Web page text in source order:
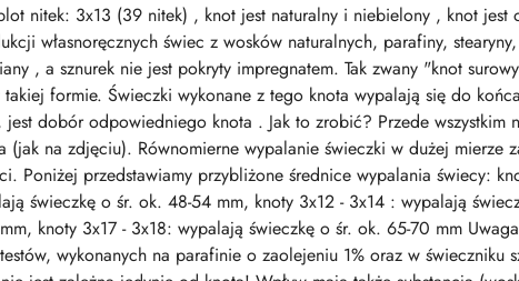
nitek: 3x13 (39 nitek) , knot jest naturalny i niebielony , knot jest
własnoręcznych świec z wosków naturalnych, parafiny,
, a sznurek nie jest pokryty impregnatem. Tak zwany "knot
formie. Świeczki wykonane z tego knota wypalają się do
dobór odpowiedniego knota . Jak to zrobić? Przede wszystkim
na zdjęciu). Równomierne wypalanie świeczki w dużej mierze
Poniżej przedstawiamy przybliżone średnice wypalania świecy:
świeczkę o śr. ok. 48-54 mm, knoty 3x12 - 3x14 : wypalają
knoty 3x17 - 3x18: wypalają świeczkę o śr. ok. 65-70 mm
wykonanych na parafinie o zaolejeniu 1% oraz w świeczniku